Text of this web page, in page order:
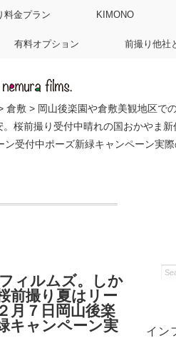
料金プラン KIMONO
有料オプション 前撮り他社
倉敷 > 岡山後楽園や倉敷美観地区で
桜前撮り受付中晴れの国おかやま
受付中ポーズ新緑キャンペーン実
ィルムズ。しか
前撮り夏はリー
月７日岡山後楽
キャンペーン実
イン